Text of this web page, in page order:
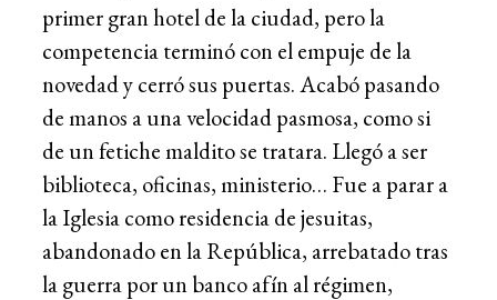
primer gran hotel de la ciudad, pero la
competencia terminó con el empuje de la
novedad y cerró sus puertas. Acabó pasando
de manos a una velocidad pasmosa, como si
de un fetiche maldito se tratara. Llegó a ser
biblioteca, oficinas, ministerio… Fue a parar a
la Iglesia como residencia de jesuitas,
abandonado en la República, arrebatado tras
la guerra por un banco afín al régimen,